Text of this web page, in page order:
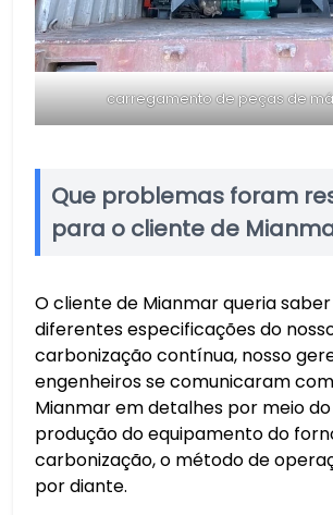
carregamento de peças de
Que problemas foram
para o cliente de
O cliente de Mianmar queria saber
diferentes especificações do
carbonização contínua, nosso
engenheiros se comunicaram
Mianmar em detalhes por meio
produção do equipamento do
carbonização, o método de
por diante.